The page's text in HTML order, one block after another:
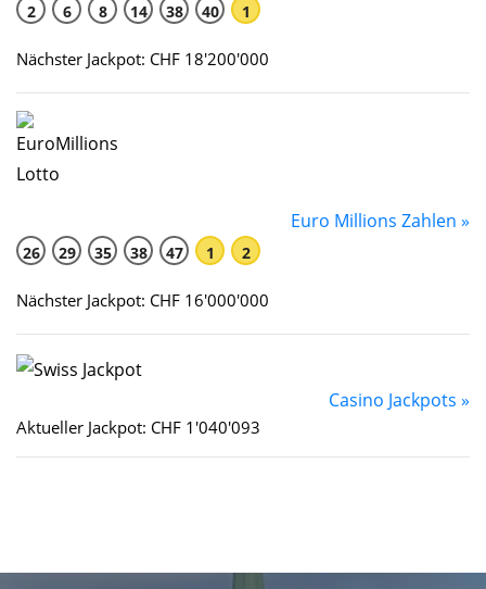
2 6 8 14 38 40 1
Nächster Jackpot: CHF 18'200'000
Euro Millions Zahlen »
26 29 35 38 47 1 2
Nächster Jackpot: CHF 16'000'000
Casino Jackpots »
Aktueller Jackpot: CHF 1'040'093